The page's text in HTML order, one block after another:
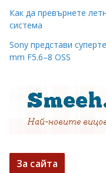
Как да превърнете
система
Sony представи
mm F5.6–8 OSS
За сайта